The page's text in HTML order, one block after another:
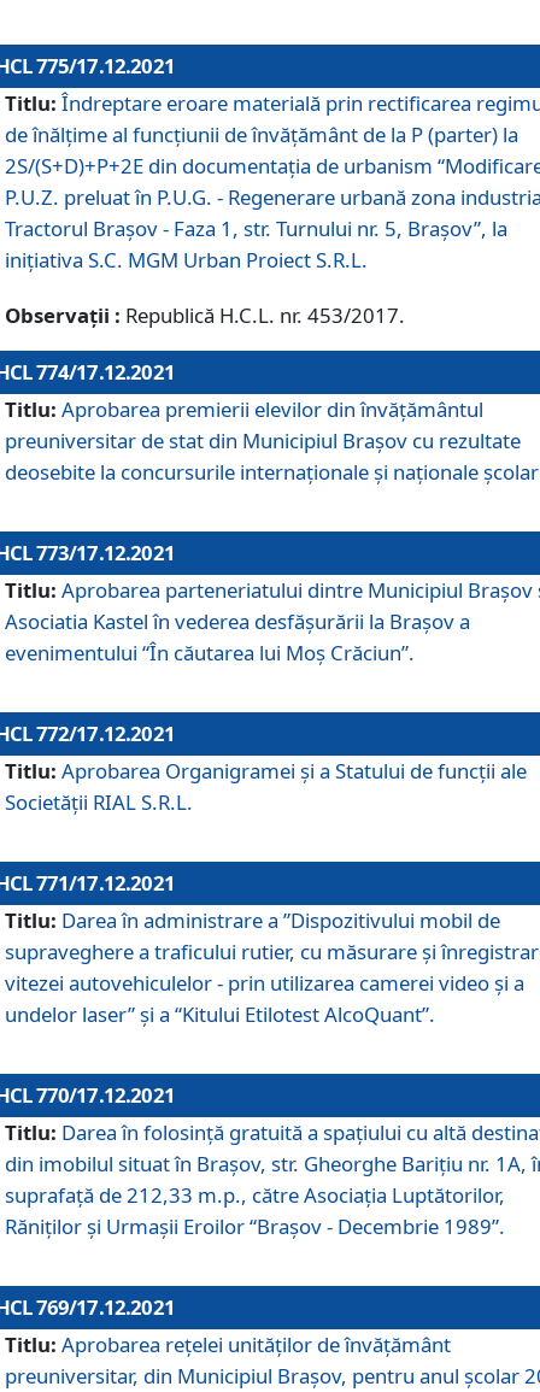
775/17.12.2021
Titlu: Îndreptare eroare materială prin rectificarea
de înălţime al funcţiunii de învăţământ de la P (parter) la
2S/(S+D)+P+2E din documentaţia de urbanism
P.U.Z. preluat în P.U.G. - Regenerare urbană zona
Tractorul Braşov - Faza 1, str. Turnului nr. 5, Braşov”, la
iniţiativa S.C. MGM Urban Proiect S.R.L.
Observații : Republică H.C.L. nr. 453/2017.
774/17.12.2021
Titlu: Aprobarea premierii elevilor din învățământul
preuniversitar de stat din Municipiul Brașov cu rezultate
deosebite la concursurile internaționale și naționale
773/17.12.2021
Titlu: Aprobarea parteneriatului dintre Municipiul Brașov
Asociatia Kastel în vederea desfăşurării la Brașov a
evenimentului “În căutarea lui Moș Crăciun”.
772/17.12.2021
Titlu: Aprobarea Organigramei şi a Statului de funcţii ale
Societăţii RIAL S.R.L.
771/17.12.2021
Titlu: Darea în administrare a ”Dispozitivului mobil de
supraveghere a traficului rutier, cu măsurare și
vitezei autovehiculelor - prin utilizarea camerei video și a
undelor laser” și a “Kitului Etilotest AlcoQuant”.
770/17.12.2021
Titlu: Darea în folosinţă gratuită a spaţiului cu altă
din imobilul situat în Braşov, str. Gheorghe Bariţiu nr. 1A,
suprafaţă de 212,33 m.p., către Asociaţia Luptătorilor,
Răniţilor şi Urmaşii Eroilor “Braşov - Decembrie 1989”.
769/17.12.2021
Titlu: Aprobarea reţelei unităţilor de învăţământ
preuniversitar, din Municipiul Braşov, pentru anul şcolar